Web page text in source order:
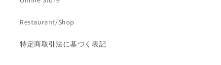
Restaurant/Shop
特定商取引法に基づく表記